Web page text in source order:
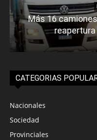
Más 16
reapertura
CATEGORIAS
Nacionales
Sociedad
Provinciales